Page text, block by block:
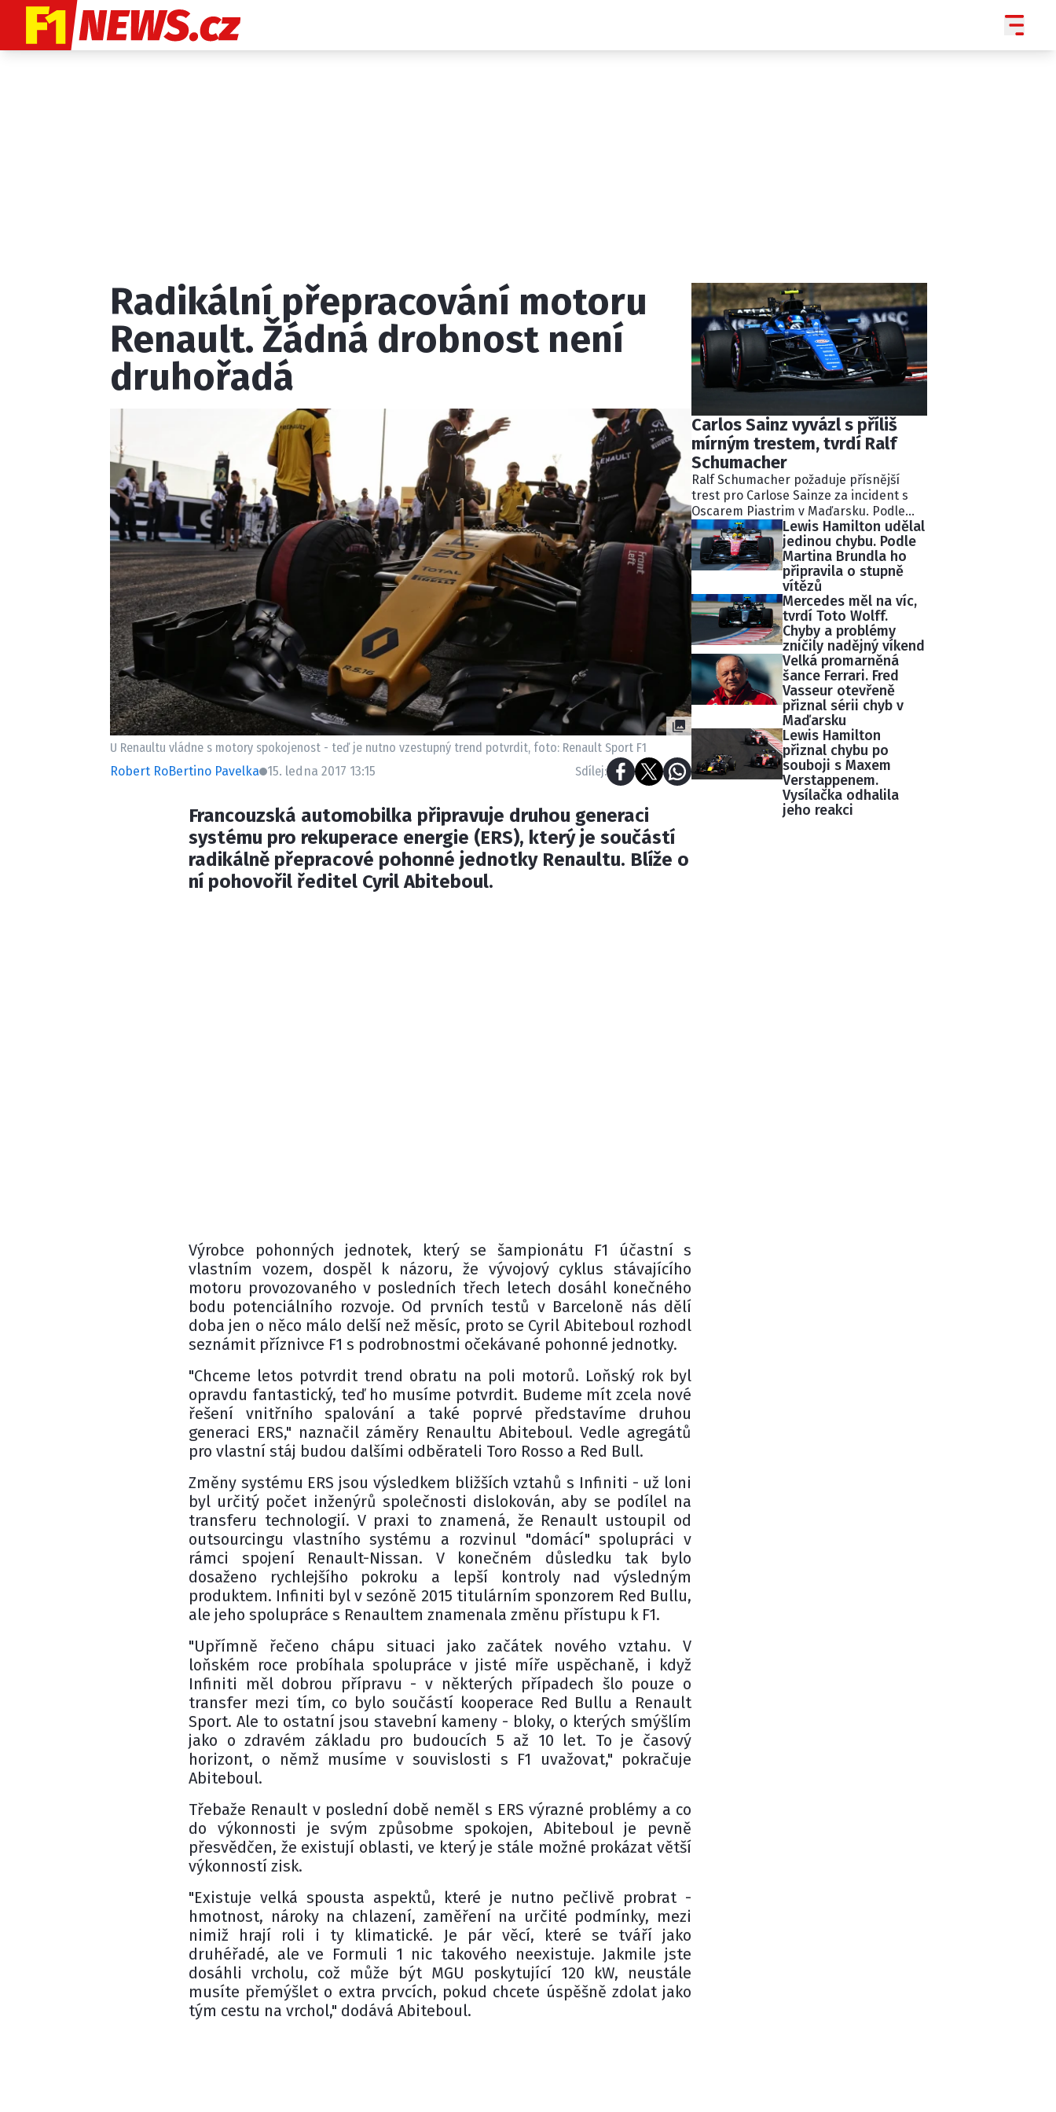
Provozovatelem serveru F1NEWS.cz je INCORP MEDIA GROUP s.r.o., IČ: 118 23 054
SLEDUJTE NÁS NA
Radikální přepracování motoru
Renault. Žádná drobnost není
druhořadá
U Renaultu vládne s motory spokojenost - teď je nutno vzestupný trend potvrdit, foto: Renault Sport F1
Robert RoBertino Pavelka
15. ledna 2017 13:15 Sdílej:
Francouzská automobilka připravuje druhou generaci
systému pro rekuperace energie (ERS), který je součástí
radikálně přepracové pohonné jednotky Renaultu. Blíže o
ní pohovořil ředitel Cyril Abiteboul.
Výrobce pohonných jednotek, který se šampionátu F1 účastní s
vlastním vozem, dospěl k názoru, že vývojový cyklus stávajícího
motoru provozovaného v posledních třech letech dosáhl konečného
bodu potenciálního rozvoje. Od prvních testů v Barceloně nás dělí
doba jen o něco málo delší než měsíc, proto se Cyril Abiteboul rozhodl
seznámit příznivce F1 s podrobnostmi očekávané pohonné jednotky.
"Chceme letos potvrdit trend obratu na poli motorů. Loňský rok byl
opravdu fantastický, teď ho musíme potvrdit. Budeme mít zcela nové
řešení vnitřního spalování a také poprvé představíme druhou
generaci ERS," naznačil záměry Renaultu Abiteboul. Vedle agregátů
pro vlastní stáj budou dalšími odběrateli Toro Rosso a Red Bull.
Změny systému ERS jsou výsledkem bližších vztahů s Infiniti - už loni
byl určitý počet inženýrů společnosti dislokován, aby se podílel na
transferu technologií. V praxi to znamená, že Renault ustoupil od
outsourcingu vlastního systému a rozvinul "domácí" spolupráci v
rámci spojení Renault-Nissan. V konečném důsledku tak bylo
dosaženo rychlejšího pokroku a lepší kontroly nad výsledným
produktem. Infiniti byl v sezóně 2015 titulárním sponzorem Red Bullu,
ale jeho spolupráce s Renaultem znamenala změnu přístupu k F1.
"Upřímně řečeno chápu situaci jako začátek nového vztahu. V
loňském roce probíhala spolupráce v jisté míře uspěchaně, i když
Infiniti měl dobrou přípravu - v některých případech šlo pouze o
transfer mezi tím, co bylo součástí kooperace Red Bullu a Renault
Sport. Ale to ostatní jsou stavební kameny - bloky, o kterých smýšlím
jako o zdravém základu pro budoucích 5 až 10 let. To je časový
horizont, o němž musíme v souvislosti s F1 uvažovat," pokračuje
Abiteboul.
Třebaže Renault v poslední době neměl s ERS výrazné problémy a co
do výkonnosti je svým způsobme spokojen, Abiteboul je pevně
přesvědčen, že existují oblasti, ve který je stále možné prokázat větší
výkonností zisk.
"Existuje velká spousta aspektů, které je nutno pečlivě probrat -
hmotnost, nároky na chlazení, zaměření na určité podmínky, mezi
nimiž hrají roli i ty klimatické. Je pár věcí, které se tváří jako
druhéřadé, ale ve Formuli 1 nic takového neexistuje. Jakmile jste
dosáhli vrcholu, což může být MGU poskytující 120 kW, neustále
musíte přemýšlet o extra prvcích, pokud chcete úspěšně zdolat jako
tým cestu na vrchol," dodává Abiteboul.
Carlos Sainz vyvázl s příliš
mírným trestem, tvrdí Ralf
Schumacher
Ralf Schumacher požaduje přísnější
trest pro Carlose Sainze za incident s
Oscarem Piastrim v Maďarsku. Podle
bývalého pilota Williams ignoroval
několik modrých vlajek a následně
kolidoval s lídrem závodu.
Pětisekundovou penalizaci považuje
Schumacher za nedostatečnou.
Lewis Hamilton udělal
jedinou chybu. Podle
Martina Brundla ho
připravila o stupně
vítězů
Mercedes měl na víc,
tvrdí Toto Wolff.
Chyby a problémy
zničily nadějný víkend
Velká promarněná
šance Ferrari. Fred
Vasseur otevřeně
přiznal sérii chyb v
Maďarsku
Lewis Hamilton
přiznal chybu po
souboji s Maxem
Verstappenem.
Vysílačka odhalila
jeho reakci